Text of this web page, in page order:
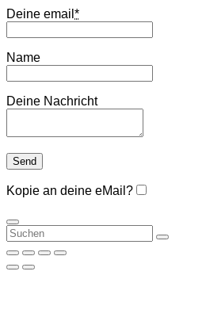
Deine email *
Name
Deine Nachricht
Kopie an deine eMail?